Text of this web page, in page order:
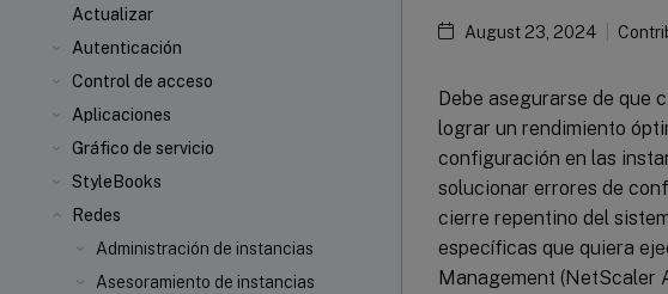
Actualizar
Autenticación
Control de acceso
Aplicaciones
Gráfico de servicio
StyleBooks
Redes
Administración de instancias
Asesoramiento de instancias
August 23, 2024
Debe asegurarse de que
lograr un rendimiento
configuración en las
solucionar errores de
cierre repentino del
específicas que quiera
Management (NetScaler